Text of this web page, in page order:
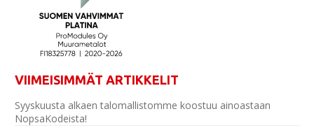
VIIMEISIMMÄT ARTIKKELIT
Syyskuusta alkaen talomallistomme koostuu ainoastaan
NopsaKodeista!